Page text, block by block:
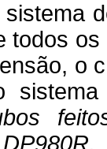
todos
o